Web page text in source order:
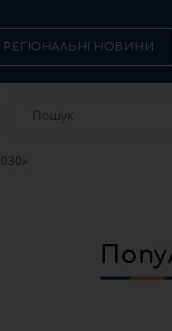
РЕГІОНАЛЬНІ НОВИНИ